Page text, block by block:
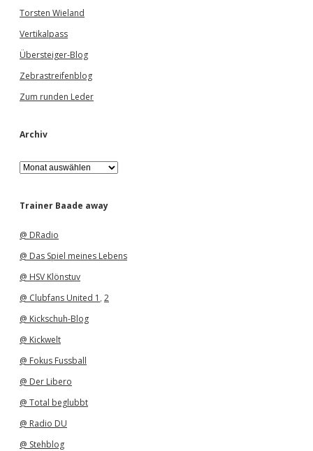
Torsten Wieland
Vertikalpass
Übersteiger-Blog
Zebrastreifenblog
Zum runden Leder
Archiv
A
r
h
Trainer Baade away
@ DRadio
@ Das Spiel meines Lebens
@ HSV Klönstuv
@ Clubfans United 1 , 2
@ Kickschuh-Blog
@ Kickwelt
@ Fokus Fussball
@ Der Libero
@ Total beglubbt
@ Radio DU
@ Stehblog